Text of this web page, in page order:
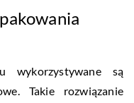
wykorzystywane są
Takie rozwiązanie